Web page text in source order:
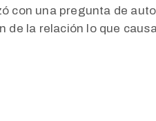
con una pregunta de
de la relación lo que